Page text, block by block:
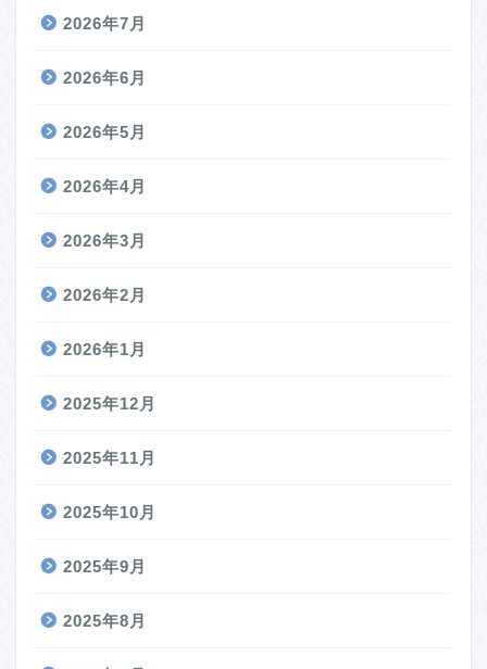
2026年7月
2026年6月
2026年5月
2026年4月
2026年3月
2026年2月
2026年1月
2025年12月
2025年11月
2025年10月
2025年9月
2025年8月